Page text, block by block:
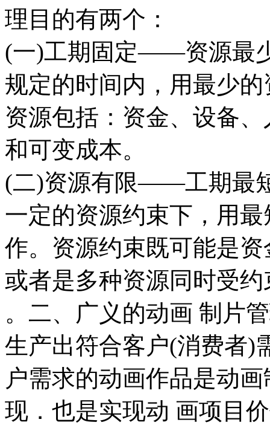
理目的有两个：
(一)工期固定——资源最
规定的时间内，用最少
资源包括：资金、设备
和可变成本。
(二)资源有限——工期最
一定的资源约束下，用
作。资源约束既可能是
或者是多种资源同时受约
。二、广义的动画 制片
生产出符合客户(消费者)
户需求的动画作品是动
现．也是实现动 画项目